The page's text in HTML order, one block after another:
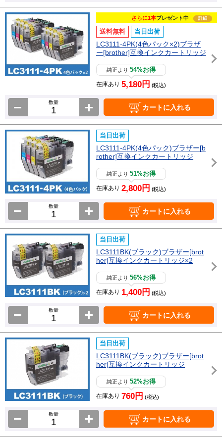
さらに1本プレゼント中 詳細
送料無料 当日出荷
LC3111-4PK(4色パック×2)ブラザ
ー[brother]互換インクカートリッジ
純正より54%お得
在庫あり 5,180円 (税込)
数量
カートに入れる
当日出荷
LC3111-4PK(4色パック)ブラザー[b
rother]互換インクカートリッジ
純正より51%お得
在庫あり 2,800円 (税込)
数量
カートに入れる
当日出荷
LC3111BK(ブラック)ブラザー[brot
her]互換インクカートリッジ×2
純正より56%お得
在庫あり 1,400円 (税込)
数量
カートに入れる
当日出荷
LC3111BK(ブラック)ブラザー[brot
her]互換インクカートリッジ
純正より52%お得
在庫あり 760円 (税込)
数量
カートに入れる